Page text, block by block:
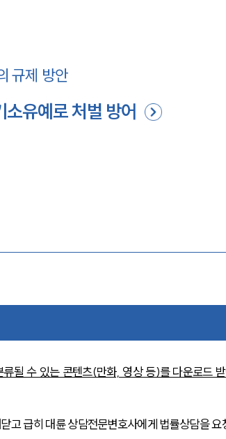
규제 방안
유예로 처벌 방어
될 수 있는 콘텐츠(만화, 영상 등)를 다운로드
고 급히 대륜 상담전문변호사에게 법률상담을 요